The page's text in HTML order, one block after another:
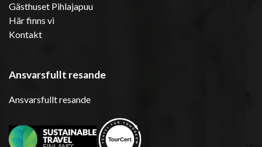
Gästhuset Pihlajapuu
Här finns vi
Kontakt
Ansvarsfullt resande
Ansvarsfullt resande